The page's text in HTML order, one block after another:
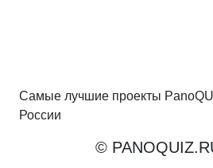
Самые лучшие проекты
России
©